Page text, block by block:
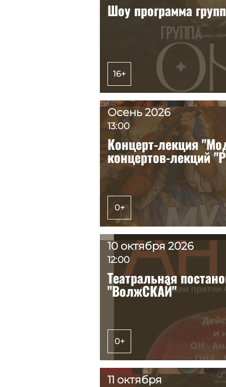
Шоу программа
16+
Шоу программа
16+
Осень 2026
13:00
Концерт-лекция
концертов-лекций
0+
Осень 2026
13:00
Концерт-лекция
концертов-лекций
0+
10 октября 2026
12:00
Театральная
"ВолжСКАЙ"
0+
10 октября 2026
12:00
Театральная
"ВолжСКАЙ"
0+
11 октября
11 октября